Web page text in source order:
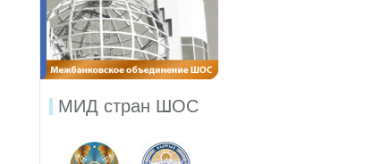
МИД стран ШОС